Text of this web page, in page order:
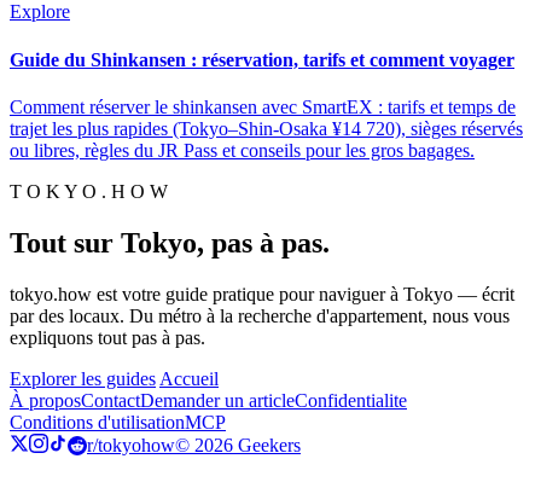
Explore
Guide du Shinkansen : réservation, tarifs et comment voyager
Comment réserver le shinkansen avec SmartEX : tarifs et temps de
trajet les plus rapides (Tokyo–Shin-Osaka ¥14 720), sièges réservés
ou libres, règles du JR Pass et conseils pour les gros bagages.
T O K Y O . H O W
Tout sur Tokyo, pas à pas.
tokyo.how est votre guide pratique pour naviguer à Tokyo — écrit
par des locaux. Du métro à la recherche d'appartement, nous vous
expliquons tout pas à pas.
Explorer les guides Accueil
À proposContactDemander un articleConfidentialite
Conditions d'utilisationMCP
r/tokyohow© 2026 Geekers